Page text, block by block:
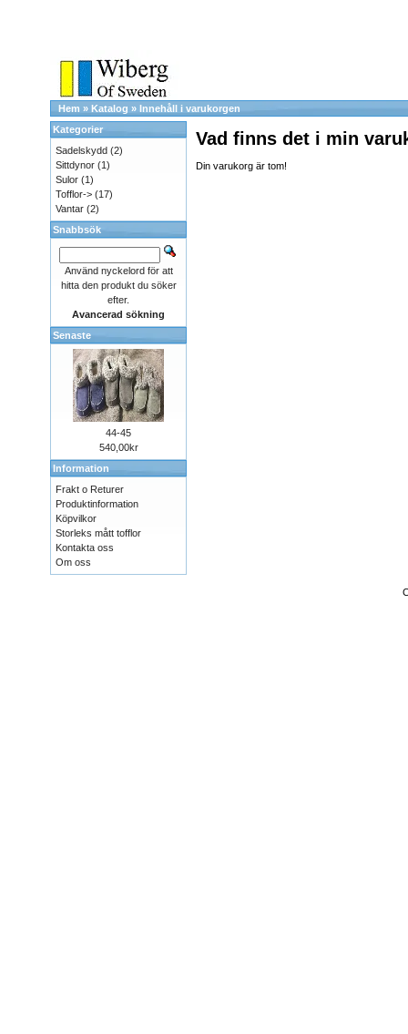
Hem » Katalog » Innehåll i varukorgen
Vad finns det i min
Din varukorg är tom!
Kategorier
Sadelskydd (2)
Sittdynor (1)
Sulor (1)
Tofflor-> (17)
Vantar (2)
Snabbsök
Använd nyckelord för att
hitta den produkt du söker
efter.
Avancerad sökning
Senaste
44-45
540,00kr
Information
Frakt o Returer
Produktinformation
Köpvilkor
Storleks mått tofflor
Kontakta oss
Om oss